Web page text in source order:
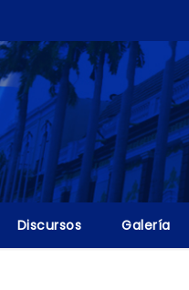
Discursos Galería